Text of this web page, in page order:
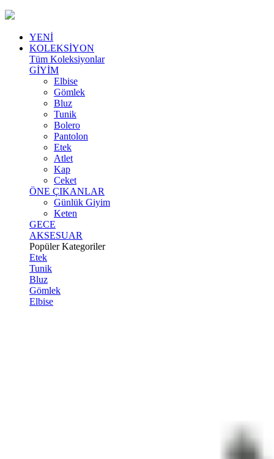
YENİ
KOLEKSİYON
Tüm Koleksiyonlar
GİYİM
Elbise
Gömlek
Bluz
Tunik
Bolero
Pantolon
Etek
Atlet
Kap
Ceket
ÖNE ÇIKANLAR
Günlük Giyim
Keten
GECE
AKSESUAR
Popüler Kategoriler
Etek
Tunik
Bluz
Gömlek
Elbise